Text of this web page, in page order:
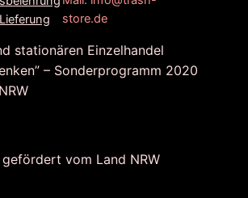
store.de
stationären Einzelhandel
– Sonderprogramm 2020
gefördert vom Land NRW